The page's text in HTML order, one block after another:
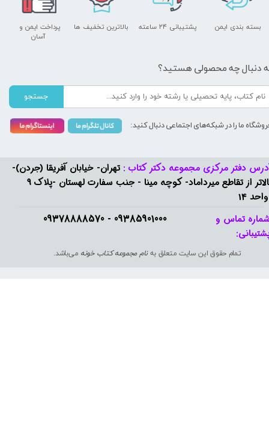
09385901000 - 09378888570​​​​​​​
دفتر مرکزی مجموعه دکتر کتاب : تهران- خیابان آفریقا (جردن)-
بالاتر از تقاطع میرداماد- کوچه مینا - جنب سفارت لهستان -پلاک 9
14
تمام حقوق این سایت متعلق بهنام مجموعه کتاب خونه می‌باشد.
تماس و
پشتیبانی ۲۴ ساعته
پرداخت ایمن و ​​​​​​​
آسان
بسته بندی ایمن بالاترین تخفیف ها
دنبال چه محصولی هستید؟
جستجو
ما را در شبکه‌های اجتماعی دنبال کنید: